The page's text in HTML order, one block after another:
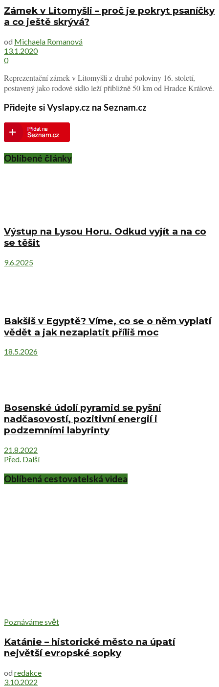
Zámek v Litomyšli – proč je pokryt psaníčky
a co ještě skrývá?
od Michaela Romanová
13.1.2020
0
Reprezentační zámek v Litomyšli z druhé poloviny 16. století,
postavený jako rodové sídlo leží přibližně 50 km od Hradce Králové.
Přidejte si Vyslapy.cz na Seznam.cz
Oblíbené články
Výstup na Lysou Horu. Odkud vyjít a na co
se těšit
9.6.2025
Bakšiš v Egyptě? Víme, co se o něm vyplatí
vědět a jak nezaplatit příliš moc
18.5.2026
Bosenské údolí pyramid se pyšní
nadčasovostí, pozitivní energií i
podzemními labyrinty
21.8.2022
Před. Další
Oblíbená cestovatelská videa
Poznáváme svět
Katánie – historické město na úpatí
největší evropské sopky
od redakce
3.10.2022